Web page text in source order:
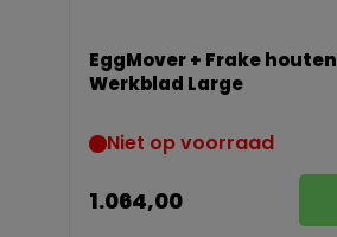
EggMover + Frake houten
Werkblad Large
Niet op voorraad
1.064,00